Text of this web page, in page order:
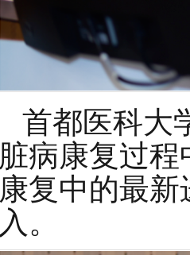
首都医科大
脏病康复过
康复中的最
入。